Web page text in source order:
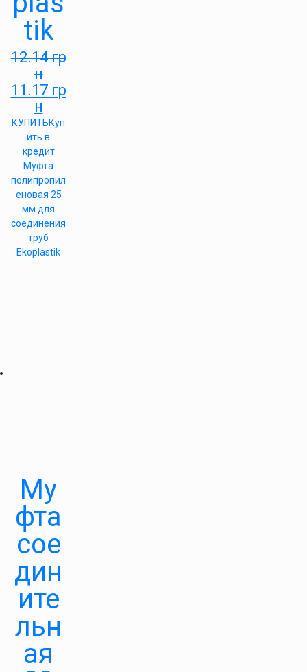
tik
12.14гр
н
11.17 гр
н
КУПИТЬКуп
ить в
кредит
Муфта
полипропил
еновая 25
мм для
соединения
труб
Ekoplastik
Му
фта
сое
дин
ите
льн
ая